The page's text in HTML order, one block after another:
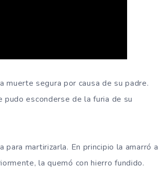
muerte segura por causa de su padre.
esconderse de la furia de su
martirizarla. En principio la amarró a
la quemó con hierro fundido.